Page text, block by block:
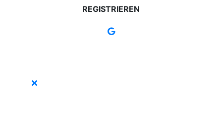
REGISTRIEREN